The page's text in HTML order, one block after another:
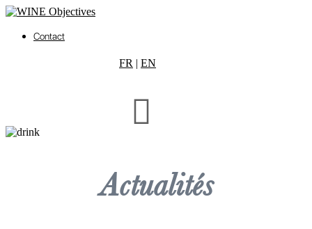
Contact
FR | EN
Actualités